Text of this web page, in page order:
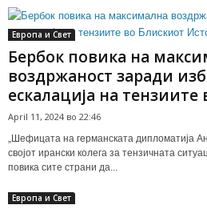
Европа и Свет
Бербок повика на
воздржаност заради
ескалација на тензиите
April 11, 2024 во 22:46
„Шефицата на германската дипломатија
својот ирански колега за тензичната
повика сите страни да...
Европа и Свет